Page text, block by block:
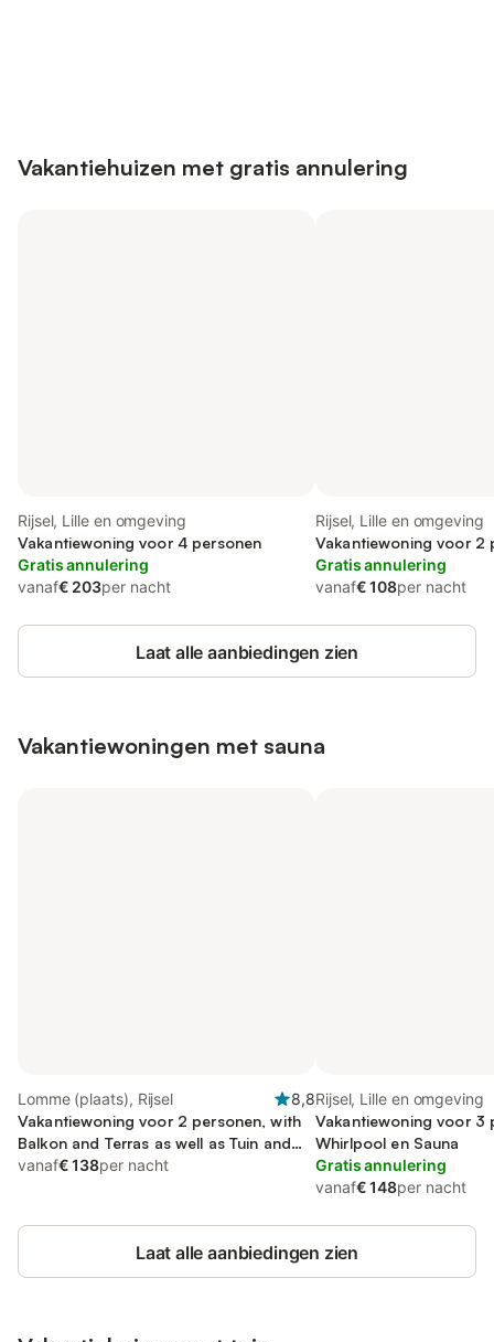
Vakantiehuizen met gratis annulering
Rijsel, Lille en omgeving
Vakantiewoning voor 4 personen
Gratis annulering
vanaf€ 203per nacht
Rijsel, Lille en omgeving
Vakantiewoning voor 2
Gratis annulering
vanaf€ 108per nacht
Laat alle aanbiedingen zien
Vakantiewoningen met sauna
Lomme (plaats), Rijsel
8,8
Vakantiewoning voor 2 personen, with
Balkon and Terras as well as Tuin and
Zwembad
vanaf€ 138per nacht
Rijsel, Lille en omgeving
Vakantiewoning voor 3
Whirlpool en Sauna
Gratis annulering
vanaf€ 148per nacht
Laat alle aanbiedingen zien